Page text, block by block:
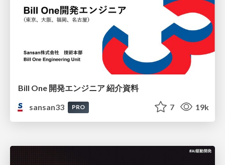
Bill One 開発エンジニア 紹介資料
sansan33
PRO 7 19k